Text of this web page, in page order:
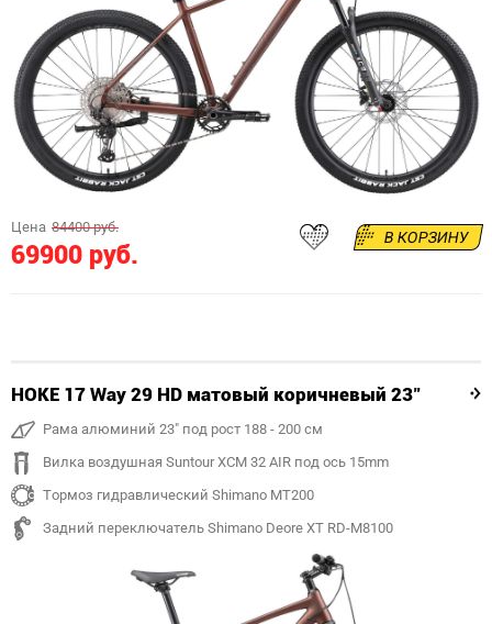
Цена 84400 руб.
69900 руб.
В КОРЗИНУ
HOKE 17 Way 29 HD матовый коричневый 23"
Рама алюминий 23" под рост 188 - 200 см
Вилка воздушная Suntour XCM 32 AIR под ось 15mm
Тормоз гидравлический Shimano MT200
Задний переключатель Shimano Deore XT RD-M8100